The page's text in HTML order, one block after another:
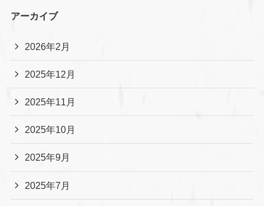
アーカイブ
2026年2月
2025年12月
2025年11月
2025年10月
2025年9月
2025年7月